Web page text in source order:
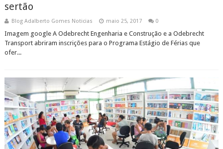
sertão
Blog Adalberto Gomes Noticias maio 25, 2017 0
Imagem google A Odebrecht Engenharia e Construção e a Odebrecht
Transport abriram inscrições para o Programa Estágio de Férias que
ofer...